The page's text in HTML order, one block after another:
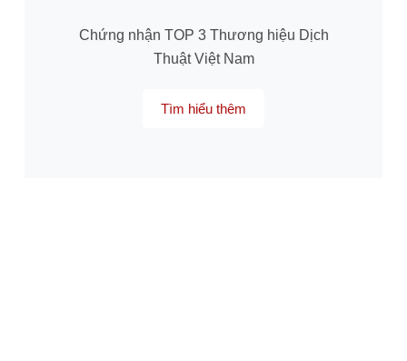
Chứng nhận TOP 3 Thương hiệu Dịch
Thuật Việt Nam
Tìm hiểu thêm